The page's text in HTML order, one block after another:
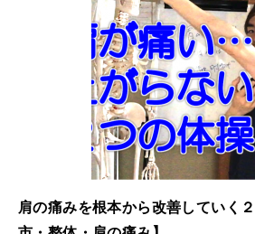
肩の痛みを根本から改善していく